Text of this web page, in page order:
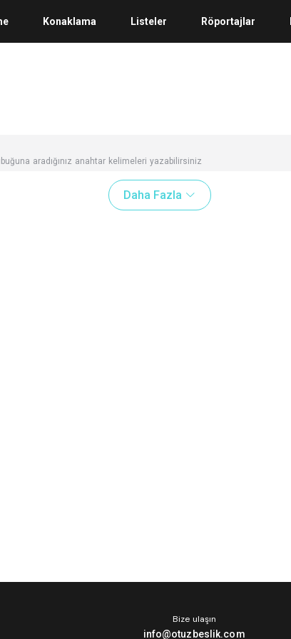
Konaklama Listeler Röportajlar
aradığınız anahtar kelimeleri yazabilirsiniz
Daha Fazla
Bize ulaşın
info@otuzbeslik.com